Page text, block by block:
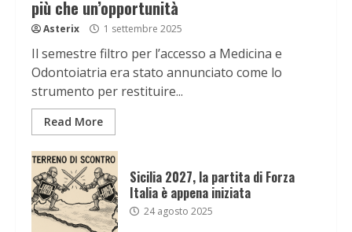
più che un’opportunità
Asterix 1 settembre 2025
Il semestre filtro per l’accesso a Medicina e
Odontoiatria era stato annunciato come lo
strumento per restituire...
Read More
Sicilia 2027, la partita di Forza
Italia è appena iniziata
24 agosto 2025